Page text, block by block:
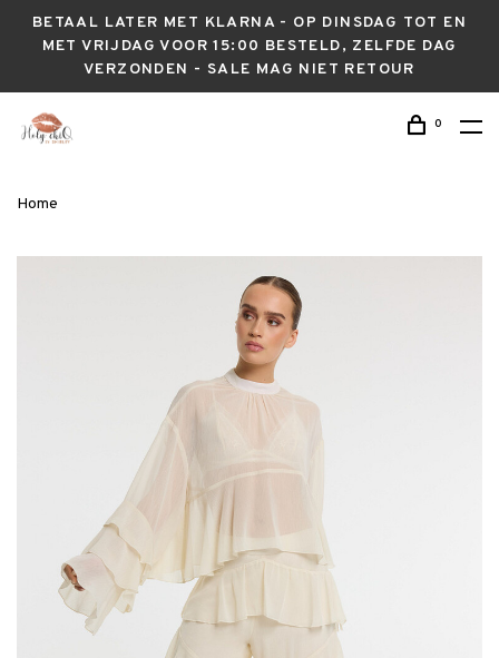
BETAAL LATER MET KLARNA - OP DINSDAG TOT EN
MET VRIJDAG VOOR 15:00 BESTELD, ZELFDE DAG
VERZONDEN - SALE MAG NIET RETOUR
0
Home